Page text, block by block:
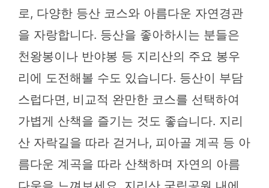
로, 다양한 등산 코스와 아름다운 자연경관
을 자랑합니다. 등산을 좋아하시는 분들은
천왕봉이나 반야봉 등 지리산의 주요 봉우
리에 도전해볼 수도 있습니다. 등산이 부담
스럽다면, 비교적 완만한 코스를 선택하여
가볍게 산책을 즐기는 것도 좋습니다. 지리
산 자락길을 따라 걷거나, 피아골 계곡 등 아
름다운 계곡을 따라 산책하며 자연의 아름